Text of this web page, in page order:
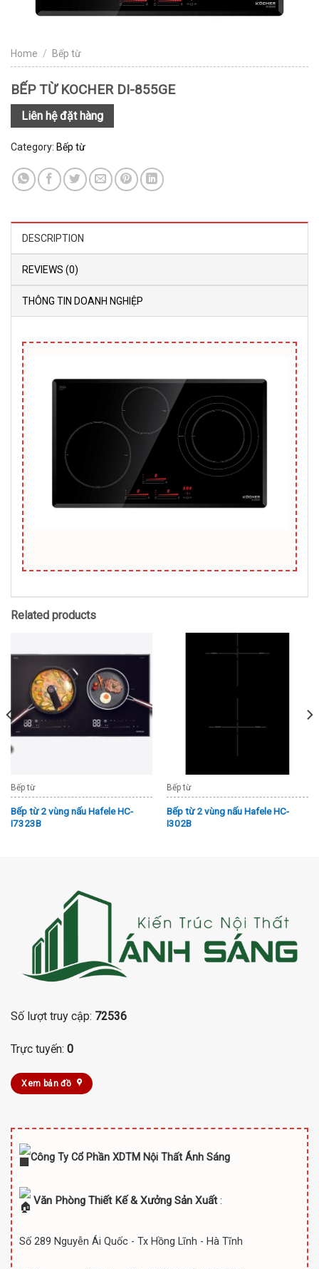
Home / Bếp từ
BẾP TỪ KOCHER DI-855GE
Liên hệ đặt hàng
Category: Bếp từ
DESCRIPTION
REVIEWS (0)
THÔNG TIN DOANH NGHIỆP
Related products
Bếp từ
Bếp từ 2 vùng nấu Hafele HC-
I7323B
Bếp từ
Bếp từ 2 vùng nấu Hafele HC-
I302B
Số lượt truy cập: 72536
Trực tuyến: 0
Xem bản đồ
Công Ty Cổ Phần XDTM Nội Thất Ánh Sáng
Văn Phòng Thiết Kế & Xưởng Sản Xuất:
Số 289 Nguyễn Ái Quốc - Tx Hồng Lĩnh - Hà Tĩnh